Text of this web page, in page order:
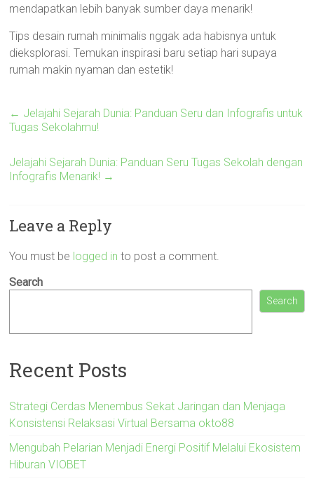
mendapatkan lebih banyak sumber daya menarik!
Tips desain rumah minimalis nggak ada habisnya untuk
dieksplorasi. Temukan inspirasi baru setiap hari supaya
rumah makin nyaman dan estetik!
← Jelajahi Sejarah Dunia: Panduan Seru dan Infografis untuk
Tugas Sekolahmu!
Jelajahi Sejarah Dunia: Panduan Seru Tugas Sekolah dengan
Infografis Menarik! →
Leave a Reply
You must be logged in to post a comment.
Search
Search
Recent Posts
Strategi Cerdas Menembus Sekat Jaringan dan Menjaga
Konsistensi Relaksasi Virtual Bersama okto88
Mengubah Pelarian Menjadi Energi Positif Melalui Ekosistem
Hiburan VIOBET